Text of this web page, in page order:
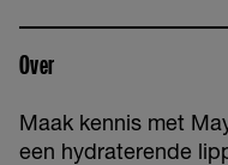
Over
Maak kennis met
een hydraterende